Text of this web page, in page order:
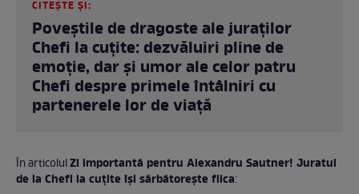
CITEȘTE ȘI:
Poveștile de dragoste ale juraților
Chefi la cuțite: dezvăluiri pline de
emoție, dar și umor ale celor patru
Chefi despre primele întâlniri cu
partenerele lor de viață
În articolulZi importantă pentru Alexandru Sautner! Juratul
de la Chefi la cuțite își sărbătorește fiica: